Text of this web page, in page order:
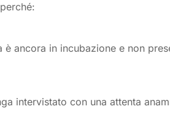
ancora in incubazione e non
intervistato con una attenta